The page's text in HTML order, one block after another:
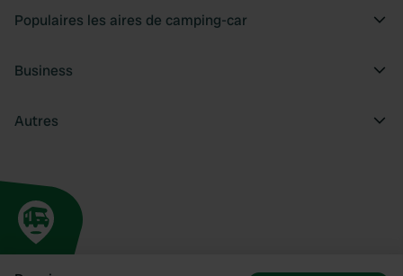
Populaires les aires de camping-car
Business
Autres